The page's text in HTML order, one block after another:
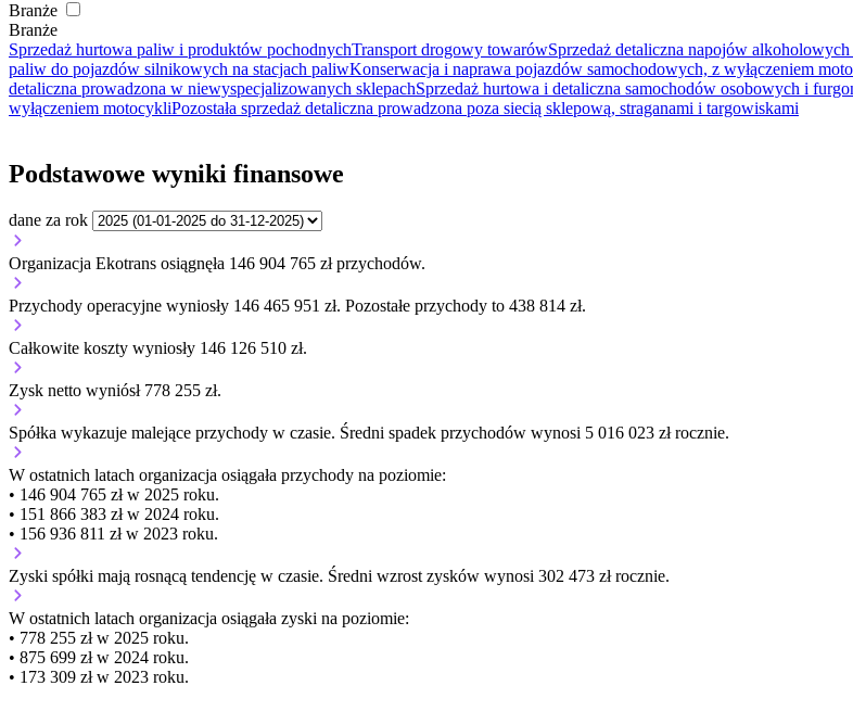
Branże
Branże
Sprzedaż hurtowa paliw i produktów pochodnychTransport drogowy towarówSprzedaż detaliczna napojów
paliw do pojazdów silnikowych na stacjach paliwKonserwacja i naprawa pojazdów samochodowych, z wyłączeniem
detaliczna prowadzona w niewyspecjalizowanych sklepachSprzedaż hurtowa i detaliczna samochodów osobowych i
wyłączeniem motocykliPozostała sprzedaż detaliczna prowadzona poza siecią sklepową, straganami i targowiskami
Podstawowe wyniki finansowe
dane za rok
Organizacja Ekotrans osiągnęła 146 904 765 zł przychodów.
Przychody operacyjne wyniosły 146 465 951 zł. Pozostałe przychody to 438 814 zł.
Całkowite koszty wyniosły 146 126 510 zł.
Zysk netto wyniósł 778 255 zł.
Spółka wykazuje malejące przychody w czasie. Średni spadek przychodów wynosi 5 016 023 zł rocznie.
W ostatnich latach organizacja osiągała przychody na poziomie:
• 146 904 765 zł w 2025 roku.
• 151 866 383 zł w 2024 roku.
• 156 936 811 zł w 2023 roku.
Zyski spółki mają rosnącą tendencję w czasie. Średni wzrost zysków wynosi 302 473 zł rocznie.
W ostatnich latach organizacja osiągała zyski na poziomie:
• 778 255 zł w 2025 roku.
• 875 699 zł w 2024 roku.
• 173 309 zł w 2023 roku.